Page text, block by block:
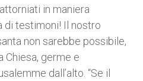
in maniera
di testimoni! Il nostro
non sarebbe possibile,
Chiesa, germe e
dall’alto. “Se il